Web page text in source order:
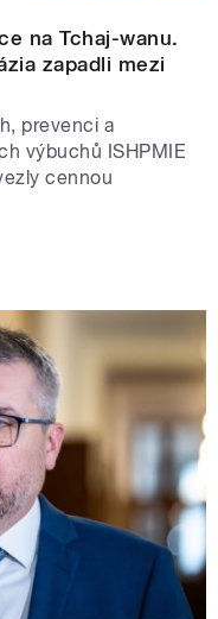
na Tchaj-wanu.
zapadli mezi
prevenci a
výbuchů ISHPMIE
cennou